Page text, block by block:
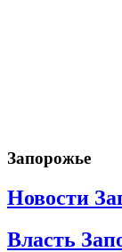
Запорожье
Новости
Власть